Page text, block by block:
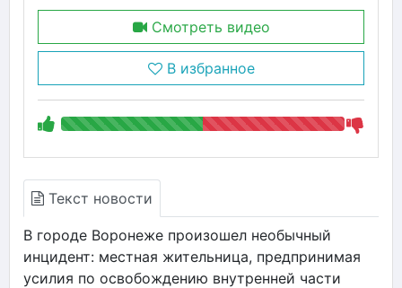
Смотреть видео
В избранное
Текст новости
В городе Воронеже произошел необычный
инцидент: местная жительница, предпринимая
усилия по освобождению внутренней части